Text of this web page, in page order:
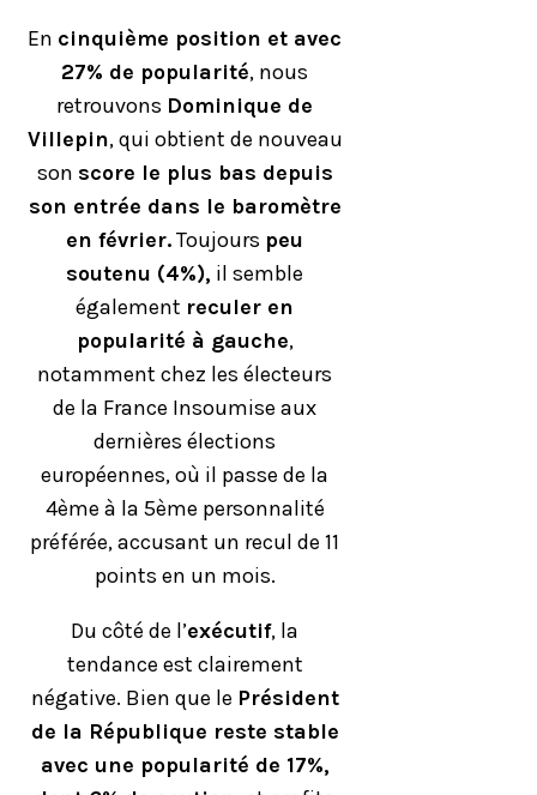
En cinquième position et avec
27% de popularité, nous
retrouvons Dominique de
Villepin, qui obtient de nouveau
son score le plus bas depuis
son entrée dans le baromètre
en février.Toujours peu
soutenu (4%), il semble
également reculer en
popularité à gauche,
notamment chez les électeurs
de la France Insoumise aux
dernières élections
européennes, où il passe de la
4ème à la 5ème personnalité
préférée, accusant un recul de 11
points en un mois.
Du côté de l’exécutif, la
tendance est clairement
négative. Bien que le Président
de la République reste stable
avec une popularité de 17%,